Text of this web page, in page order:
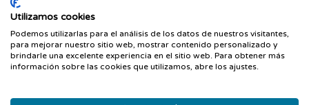
categorías del lenguaje (incluyendo las letras o los tiempos
verbales) aportan su fuerza a esta escritura que, como poesía
auténtica, tiene algo de promesa, si no de profecía
secretamente esperanzada. Este es un libro en el que anda
suelto el futuro. Velaza escribe audazmente, ya con
Utilizamos cookies
Podemos utilizarlas para el análisis de los datos de nuestros visitantes,
para mejorar nuestro sitio web, mostrar contenido personalizado y
brindarle una excelente experiencia en el sitio web. Para obtener más
información sobre las cookies que utilizamos, abre los ajustes.